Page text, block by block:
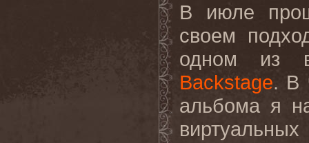
В июле
своем
одном из
Backstage. В
альбома я